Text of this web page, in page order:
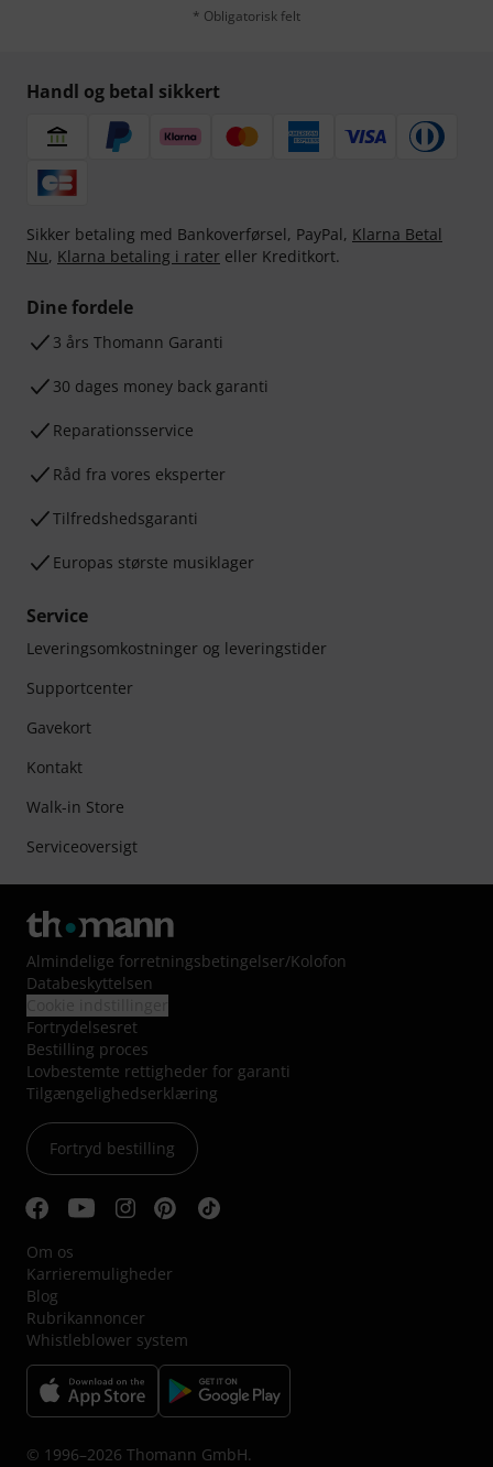
* Obligatorisk felt
Handl og betal sikkert
Sikker betaling med Bankoverførsel, PayPal, Klarna Betal
Nu, Klarna betaling i rater eller Kreditkort.
Dine fordele
3 års Thomann Garanti
30 dages money back garanti
Reparationsservice
Råd fra vores eksperter
Tilfredshedsgaranti
Europas største musiklager
Service
Leveringsomkostninger og leveringstider
Supportcenter
Gavekort
Kontakt
Walk-in Store
Serviceoversigt
Almindelige forretningsbetingelser/Kolofon
Databeskyttelsen
Fortrydelsesret
Bestilling proces
Lovbestemte rettigheder for garanti
Tilgængelighedserklæring
Fortryd bestilling
Om os
Karrieremuligheder
Blog
Rubrikannoncer
Whistleblower system
© 1996–2026 Thomann GmbH.